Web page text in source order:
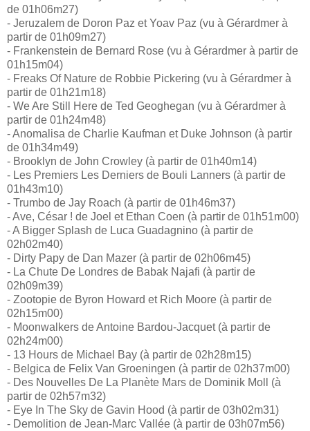
de 01h06m27)
- Jeruzalem de Doron Paz et Yoav Paz (vu à Gérardmer à
partir de 01h09m27)
- Frankenstein de Bernard Rose (vu à Gérardmer à partir de
01h15m04)
- Freaks Of Nature de Robbie Pickering (vu à Gérardmer à
partir de 01h21m18)
- We Are Still Here de Ted Geoghegan (vu à Gérardmer à
partir de 01h24m48)
- Anomalisa de Charlie Kaufman et Duke Johnson (à partir
de 01h34m49)
- Brooklyn de John Crowley (à partir de 01h40m14)
- Les Premiers Les Derniers de Bouli Lanners (à partir de
01h43m10)
- Trumbo de Jay Roach (à partir de 01h46m37)
- Ave, César ! de Joel et Ethan Coen (à partir de 01h51m00)
- A Bigger Splash de Luca Guadagnino (à partir de
02h02m40)
- Dirty Papy de Dan Mazer (à partir de 02h06m45)
- La Chute De Londres de Babak Najafi (à partir de
02h09m39)
- Zootopie de Byron Howard et Rich Moore (à partir de
02h15m00)
- Moonwalkers de Antoine Bardou-Jacquet (à partir de
02h24m00)
- 13 Hours de Michael Bay (à partir de 02h28m15)
- Belgica de Felix Van Groeningen (à partir de 02h37m00)
- Des Nouvelles De La Planète Mars de Dominik Moll (à
partir de 02h57m32)
- Eye In The Sky de Gavin Hood (à partir de 03h02m31)
- Demolition de Jean-Marc Vallée (à partir de 03h07m56)